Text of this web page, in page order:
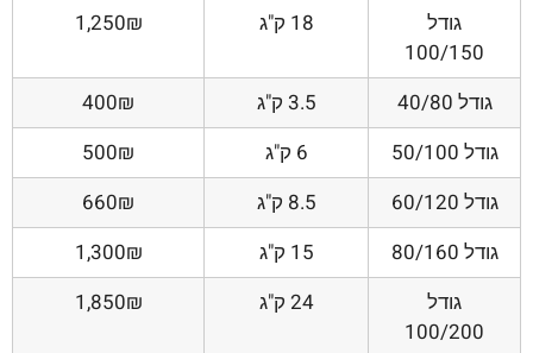
גודל
100/150
18 ק"ג 1,250₪
גודל 40/80 3.5 ק"ג
400₪
גודל 50/100
6 ק"ג
500₪
גודל 60/120
8.5 ק"ג
660₪
גודל 80/160
15 ק"ג
1,300₪
גודל
100/200
24 ק"ג 1,850₪